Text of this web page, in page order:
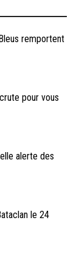
remportent
pour vous
alerte des
le 24